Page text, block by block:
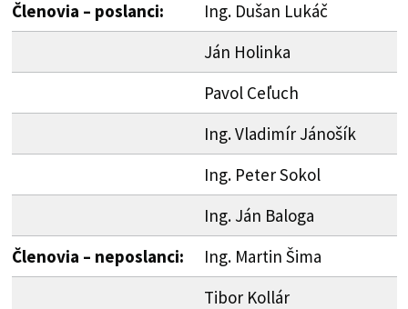
Členovia – poslanci:
Ing. Dušan Lukáč
Ján Holinka
Pavol Ceľuch
Ing. Vladimír Jánošík
Ing. Peter Sokol
Ing. Ján Baloga
Členovia – neposlanci:
Ing. Martin Šima
Tibor Kollár